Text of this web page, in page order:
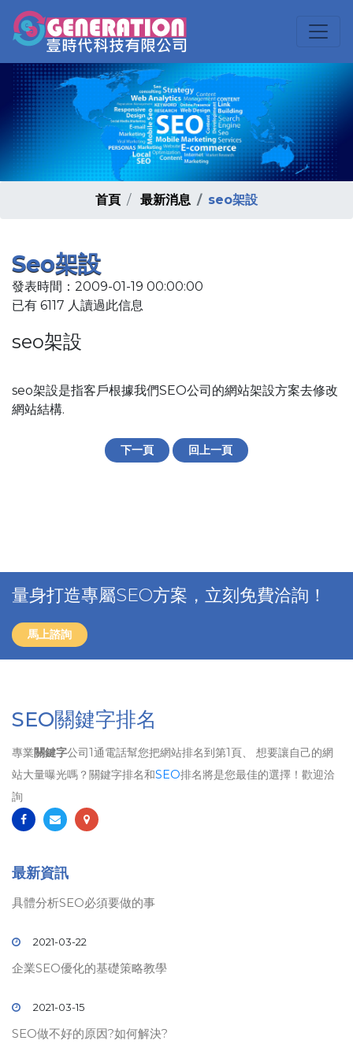
首頁 最新消息 seo架設
Seo架設
發表時間：2009-01-19 00:00:00
已有 6117 人讀過此信息
seo架設
seo架設是指客戶根據我們SEO公司的網站架設方案去修改
網站結構.
下一頁 回上一頁
量身打造專屬SEO方案，立刻免費洽詢！
馬上諮詢
SEO關鍵字排名
專業關鍵字公司1通電話幫您把網站排名到第1頁、 想要讓自己的網
站大量曝光嗎？關鍵字排名和SEO排名將是您最佳的選擇！歡迎洽
詢
最新資訊
具體分析SEO必須要做的事
2021-03-22
企業SEO優化的基礎策略教學
2021-03-15
SEO做不好的原因?如何解決?